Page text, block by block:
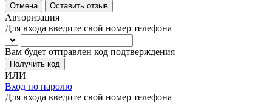
Отмена Оставить отзыв
Авторизация
Для входа введите свой номер телефона
Вам будет отправлен код подтверждения
Получить код
ИЛИ
Вход по паролю
Для входа введите свой номер телефона